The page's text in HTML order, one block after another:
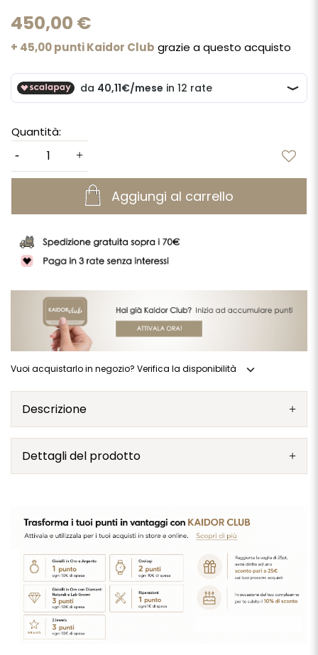
450,00 €
+ 45,00 punti Kaidor Club grazie a questo acquisto
Quantità:
Aggiungi al carrello
Vuoi acquistarlo in negozio? Verifica la disponibilità expand_more
Descrizione
Dettagli del prodotto